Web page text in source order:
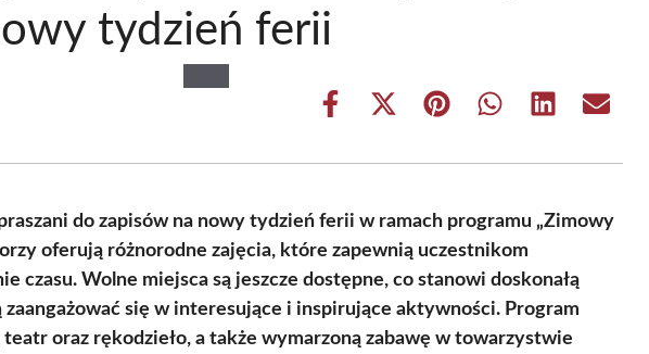
tydzień ferii
Share
Share
(Twitter)
Share Share Share Share
do zapisów na nowy tydzień ferii w ramach programu „Zimowy
oferują różnorodne zajęcia, które zapewnią uczestnikom
czasu. Wolne miejsca są jeszcze dostępne, co stanowi doskonałą
się w interesujące i inspirujące aktywności. Program
oraz rękodzieło, a także wymarzoną zabawę w towarzystwie